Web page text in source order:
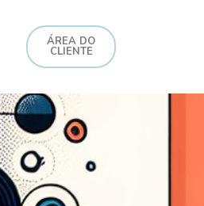
ÁREA DO
CLIENTE